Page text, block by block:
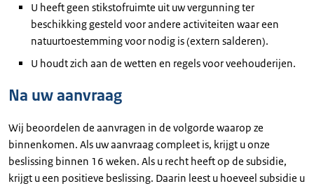
U heeft geen stikstofruimte uit uw vergunning ter
beschikking gesteld voor andere activiteiten waar een
natuurtoestemming voor nodig is (extern salderen).
U houdt zich aan de wetten en regels voor veehouderijen.
Na uw aanvraag
Wij beoordelen de aanvragen in de volgorde waarop ze
binnenkomen. Als uw aanvraag compleet is, krijgt u onze
beslissing binnen 16 weken. Als u recht heeft op de subsidie,
krijgt u een positieve beslissing. Daarin leest u hoeveel subsidie u